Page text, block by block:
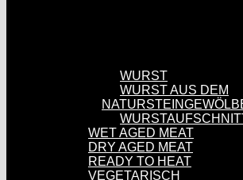
WURST
WURST AUS DEM
WET AGED MEAT
DRY AGED MEAT
READY TO HEAT
VEGETARISCH